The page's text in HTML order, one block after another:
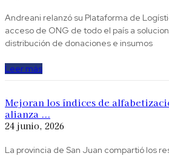
Andreani relanzó su Plataforma de
acceso de ONG de todo el país a
distribución de donaciones e insumos
Leer más
Mejoran los índices de
alianza ...
24 junio, 2026
La provincia de San Juan compartió los